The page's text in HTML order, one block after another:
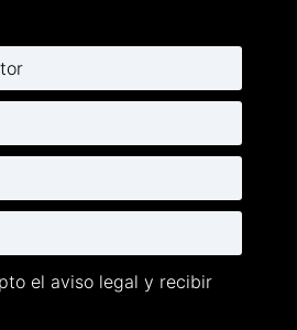
el aviso legal y recibir